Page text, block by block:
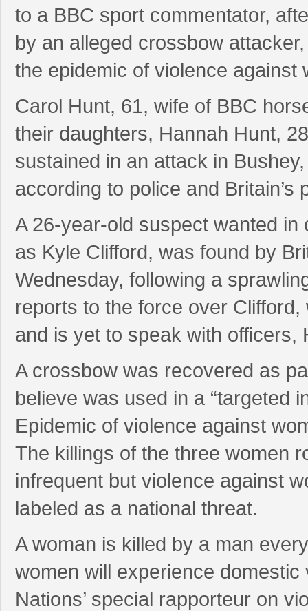
to a BBC sport commentator,
by an alleged crossbow
the epidemic of violence against
Carol Hunt, 61, wife of BBC
their daughters, Hannah Hunt,
sustained in an attack in
according to police and Britain’s
A 26-year-old suspect wanted
as Kyle Clifford, was found by
Wednesday, following a
reports to the force over
and is yet to speak with officers,
A crossbow was recovered as
believe was used in a “targeted
Epidemic of violence against
The killings of the three women
infrequent but violence against
labeled as a national threat.
A woman is killed by a man
women will experience
Nations’ special rapporteur on